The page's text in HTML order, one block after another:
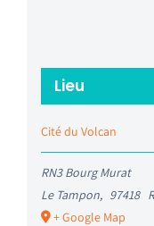
Lieu
Cité du Volcan
RN3 Bourg Murat
Le Tampon, 97418
+ Google Map